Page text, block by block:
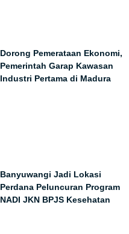
Dorong Pemerataan Ekonomi,
Pemerintah Garap Kawasan
Industri Pertama di Madura
Banyuwangi Jadi Lokasi
Perdana Peluncuran Program
NADI JKN BPJS Kesehatan